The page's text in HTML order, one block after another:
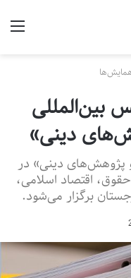
بین‌المللی
دینی»
پژوهش‌های دینی» در
اقتصاد اسلامی،
برگزار می‌شود.